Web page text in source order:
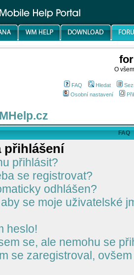
O
FAQ Hledat
Osobní nastavení
FAQ
přihlášení
přihlásit?
se registrovat?
odhlášen?
se moje uživatelské
heslo!
se, ale nemohu se
se zaregistroval,